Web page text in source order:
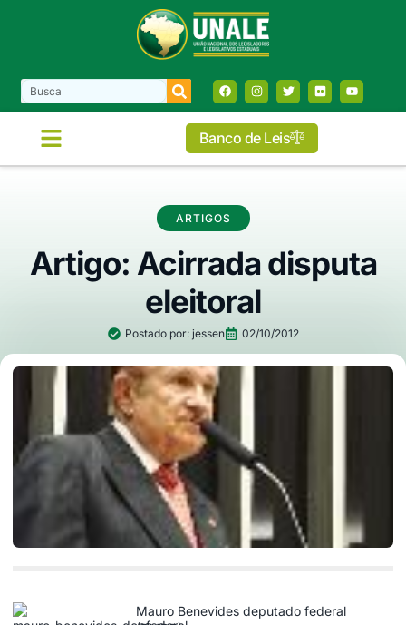
Banco de Leis
ARTIGOS
Artigo: Acirrada disputa
eleitoral
Postado por:jessen 02/10/2012
Mauro Benevides deputado federal